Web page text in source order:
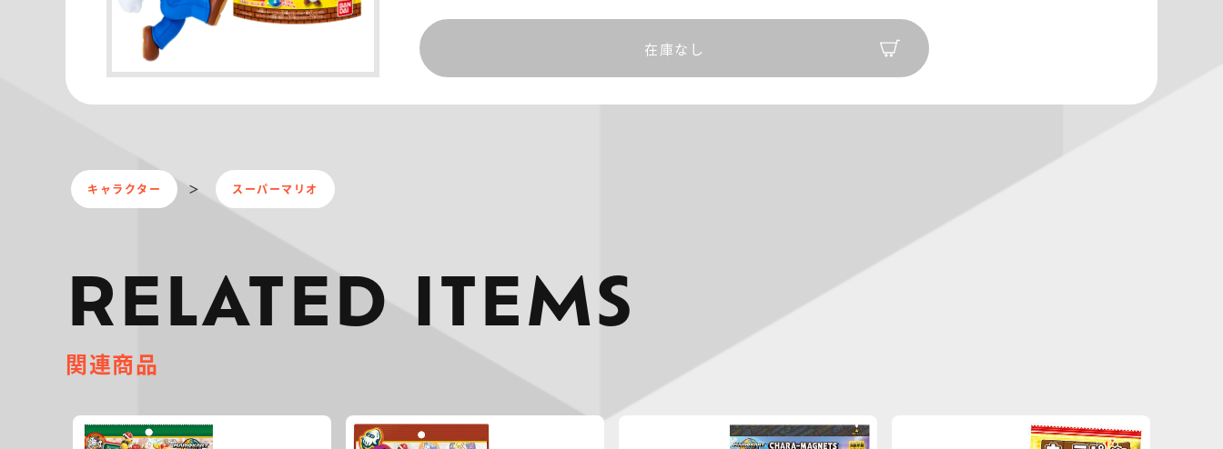
在庫なし
キャラクター スーパーマリオ
RELATED ITEMS
関連商品